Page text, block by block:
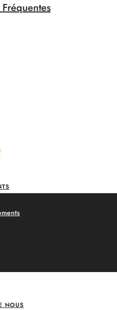
NOUS